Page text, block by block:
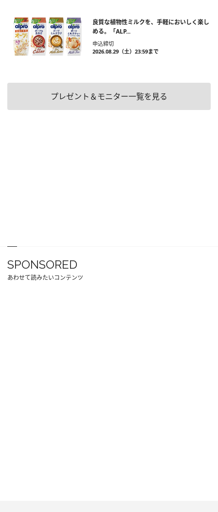
良質な植物性ミルクを、手軽においしく楽し
める。「ALP...
申込締切
2026.08.29（土）23:59まで
プレゼント＆モニター一覧を見る
SPONSORED
あわせて読みたいコンテンツ